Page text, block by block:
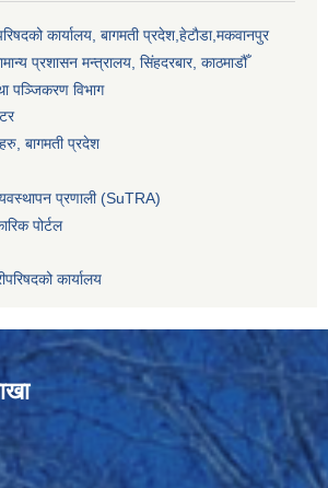
कार्यालय, बागमती प्रदेश,हेटाैडा,मकवानपुर
प्रशासन मन्त्रालय, सिंहदरबार, काठमाडौँ
पञ्जिकरण विभाग
बागमती प्रदेश
प्रणाली (SuTRA)
पोर्टल
कार्यालय